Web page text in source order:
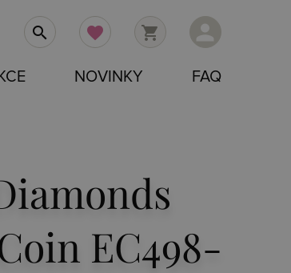
person
shopping_cart
favorite
search
NOVINKY FAQ
EC498-